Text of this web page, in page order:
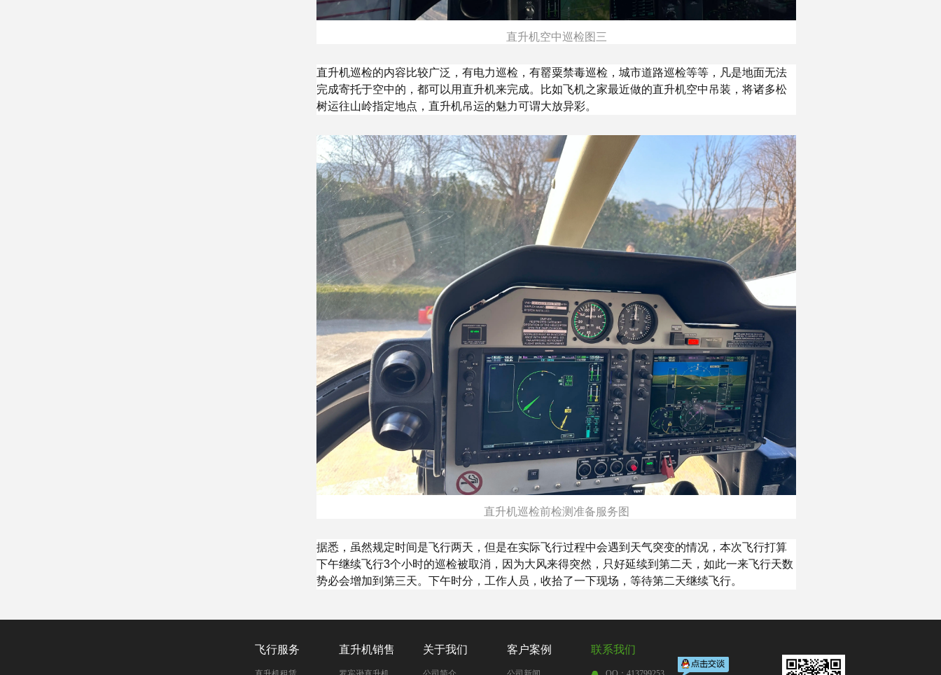
直升机空中巡检图三
直升机巡检的内容比较广泛，有电力巡检，有罂粟禁毒巡检，城市道路巡检等等，凡是地面无法
完成寄托于空中的，都可以用直升机来完成。比如飞机之家最近做的直升机空中吊装，将诸多松
树运往山岭指定地点，直升机吊运的魅力可谓大放异彩。
直升机巡检前检测准备服务图
据悉，虽然规定时间是飞行两天，但是在实际飞行过程中会遇到天气突变的情况，本次飞行打算
下午继续飞行3个小时的巡检被取消，因为大风来得突然，只好延续到第二天，如此一来飞行天数
势必会增加到第三天。下午时分，工作人员，收拾了一下现场，等待第二天继续飞行。
飞行服务 直升机销售 关于我们 客户案例 联系我们